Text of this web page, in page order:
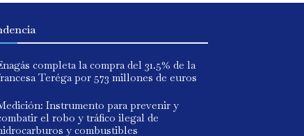
completa la compra del 31.5% de la
Teréga por 573 millones de euros
Instrumento para prevenir y
el robo y tráfico ilegal de
y combustibles